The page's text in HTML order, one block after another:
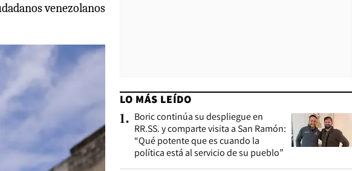
venezolanos
LO MÁS LEÍDO
1. Boric continúa su despliegue en
RR.SS. y comparte visita a San Ramón:
“Qué potente que es cuando la
política está al servicio de su pueblo”